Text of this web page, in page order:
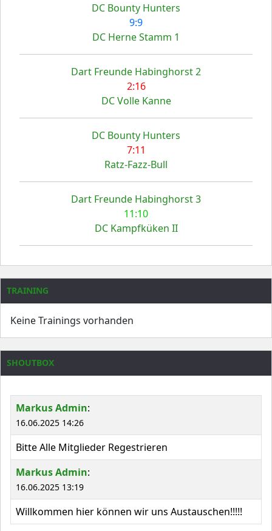
DC Bounty Hunters
9:9
DC Herne Stamm 1
Dart Freunde Habinghorst 2
2:16
DC Volle Kanne
DC Bounty Hunters
7:11
Ratz-Fazz-Bull
Dart Freunde Habinghorst 3
11:10
DC Kampfküken II
TRAINING
Keine Trainings vorhanden
SHOUTBOX
Markus Admin:
16.06.2025 14:26
Bitte Alle Mitglieder Regestrieren
Markus Admin:
16.06.2025 13:19
Willkommen hier können wir uns Austauschen!!!!!